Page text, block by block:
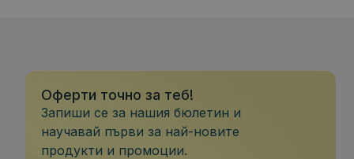
Оферти точно за теб!
Запиши се за нашия бюлетин и
научавай първи за най-новите
продукти и промоции.